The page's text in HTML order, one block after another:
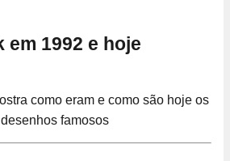
em 1992 e hoje